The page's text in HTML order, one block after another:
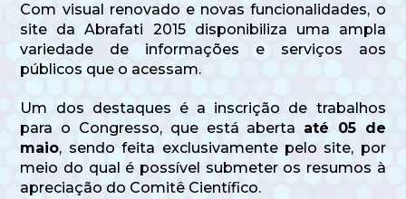
Com visual renovado e novas funcionalidades, o
site da Abrafati 2015 disponibiliza uma ampla
variedade de informações e serviços aos
públicos que o acessam.
Um dos destaques é a inscrição de trabalhos
para o Congresso, que está aberta até 05 de
maio, sendo feita exclusivamente pelo site, por
meio do qual é possível submeter os resumos à
apreciação do Comitê Científico.